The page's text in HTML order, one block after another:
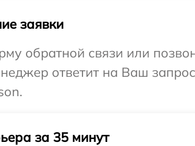
заявки
обратной связи или
ответит на Ваш
за 35 минут